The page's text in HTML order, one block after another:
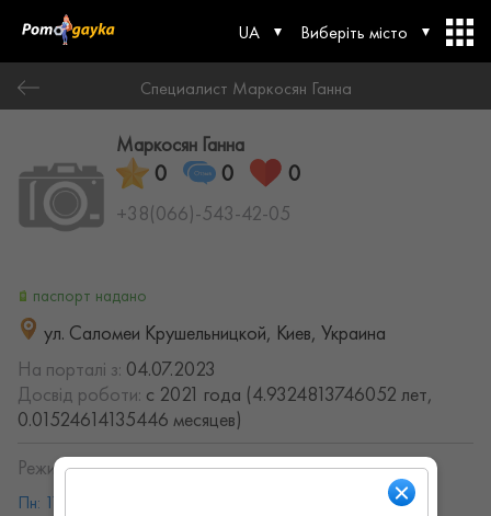
UA Виберіть місто
Специалист Маркосян Ганна
Маркосян Ганна
0 0 0
+38(066)-543-42-05
паспорт надано
ул. Саломеи Крушельницкой, Киев, Украина
На порталі з: 04.07.2023
Досвід роботи: с 2021 года (4.9324813746052 лет,
0.01524614135446 месяцев)
Режим работы:
Пн: 11:00 - 20:00